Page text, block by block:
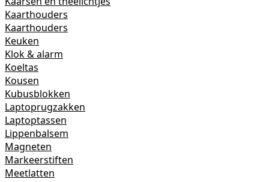
Kaarthouders
Kaarthouders
Keuken
Klok & alarm
Koeltas
Kousen
Kubusblokken
Laptoprugzakken
Laptoptassen
Lippenbalsem
Magneten
Markeerstiften
Meetlatten